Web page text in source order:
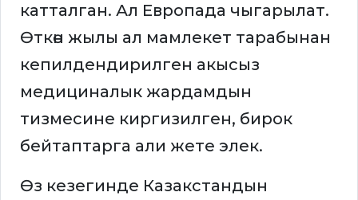
катталган. Ал Европада чыгарылат.
Өткөн жылы ал мамлекет тарабынан
кепилдендирилген акысыз
медициналык жардамдын
тизмесине киргизилген, бирок
бейтаптарга али жете элек.
Өз кезегинде Казакстандын